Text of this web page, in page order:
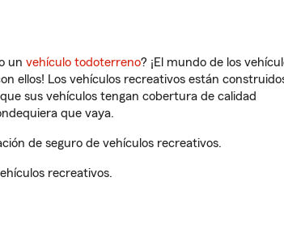
un vehículo todoterreno? ¡El mundo de los
ellos! Los vehículos recreativos están
sus vehículos tengan cobertura de calidad
que vaya.
de seguro de vehículos recreativos.
recreativos.